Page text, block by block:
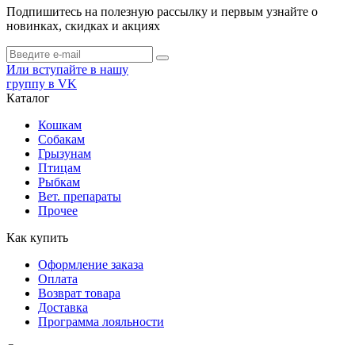
Подпишитесь на полезную рассылку и первым узнайте о
новинках, скидках и акциях
Или вступайте в нашу
группу в VK
Каталог
Кошкам
Собакам
Грызунам
Птицам
Рыбкам
Вет. препараты
Прочее
Как купить
Оформление заказа
Оплата
Возврат товара
Доставка
Программа лояльности